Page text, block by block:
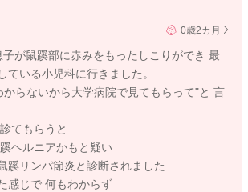
0歳2カ月
が鼠蹊部に赤みをもったしこりができ 最
ている小児科に行きました。
からないから大学病院で見てもらって"と 言
てもらうと
ヘルニアかもと疑い
蹊リンパ節炎と診断されました
感じで 何もわからず